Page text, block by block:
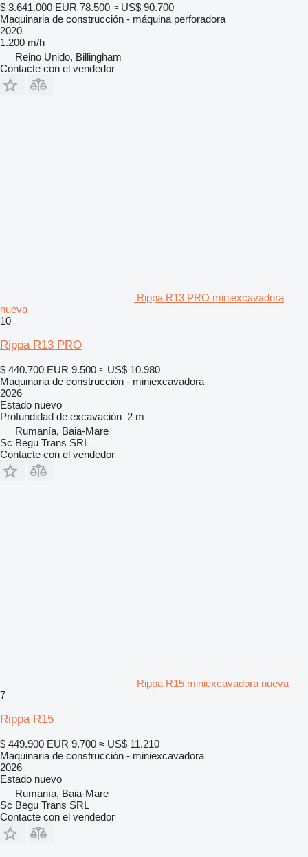
$ 3.641.000 EUR 78.500 ≈ US$ 90.700
Maquinaria de construcción - máquina perforadora
2020
1.200 m/h
Reino Unido, Billingham
Contacte con el vendedor
Rippa R13 PRO miniexcavadora
nueva
10
Rippa R13 PRO
$ 440.700 EUR 9.500 ≈ US$ 10.980
Maquinaria de construcción - miniexcavadora
2026
Estado nuevo
Profundidad de excavación 2 m
Rumanía, Baia-Mare
Sc Begu Trans SRL
Contacte con el vendedor
Rippa R15 miniexcavadora nueva
7
Rippa R15
$ 449.900 EUR 9.700 ≈ US$ 11.210
Maquinaria de construcción - miniexcavadora
2026
Estado nuevo
Rumanía, Baia-Mare
Sc Begu Trans SRL
Contacte con el vendedor